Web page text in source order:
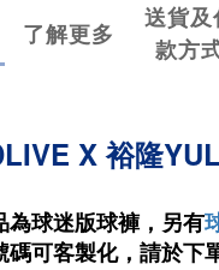
了解更多
送貨及
款方
X 裕隆
為球迷版球褲，另有
碼可客製化，請於下